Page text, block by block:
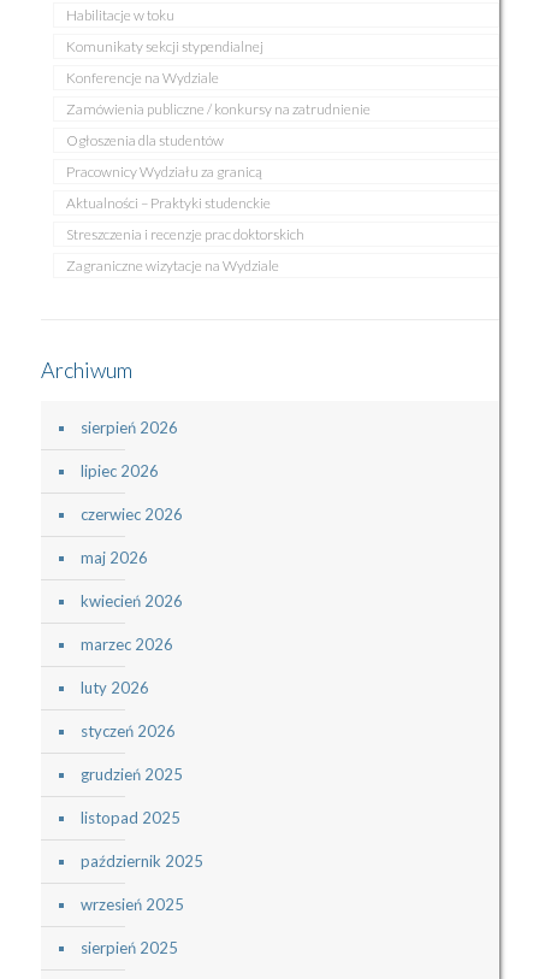
Habilitacje w toku
Komunikaty sekcji stypendialnej
Konferencje na Wydziale
Zamówienia publiczne / konkursy na zatrudnienie
Ogłoszenia dla studentów
Pracownicy Wydziału za granicą
Aktualności – Praktyki studenckie
Streszczenia i recenzje prac doktorskich
Zagraniczne wizytacje na Wydziale
Archiwum
sierpień 2026
lipiec 2026
czerwiec 2026
maj 2026
kwiecień 2026
marzec 2026
luty 2026
styczeń 2026
grudzień 2025
listopad 2025
październik 2025
wrzesień 2025
sierpień 2025